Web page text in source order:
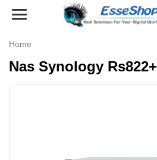
Toggle
Home
Nas Synology Rs822+